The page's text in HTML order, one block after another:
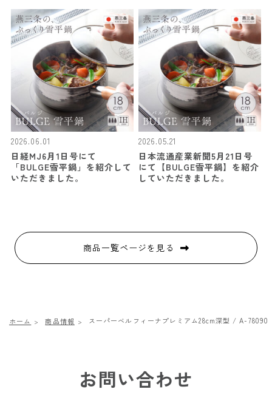
2026.06.01
日経MJ6月1日号にて
「BULGE雪平鍋」を紹介して
いただきました。
2026.05.21
日本流通産業新聞5月21日号
にて【BULGE雪平鍋】を紹介
していただきました。
商品一覧ページを見る
ホーム 商品情報 スーパーベルフィーナプレミアム28cm深型 / A-78090
お問い合わせ